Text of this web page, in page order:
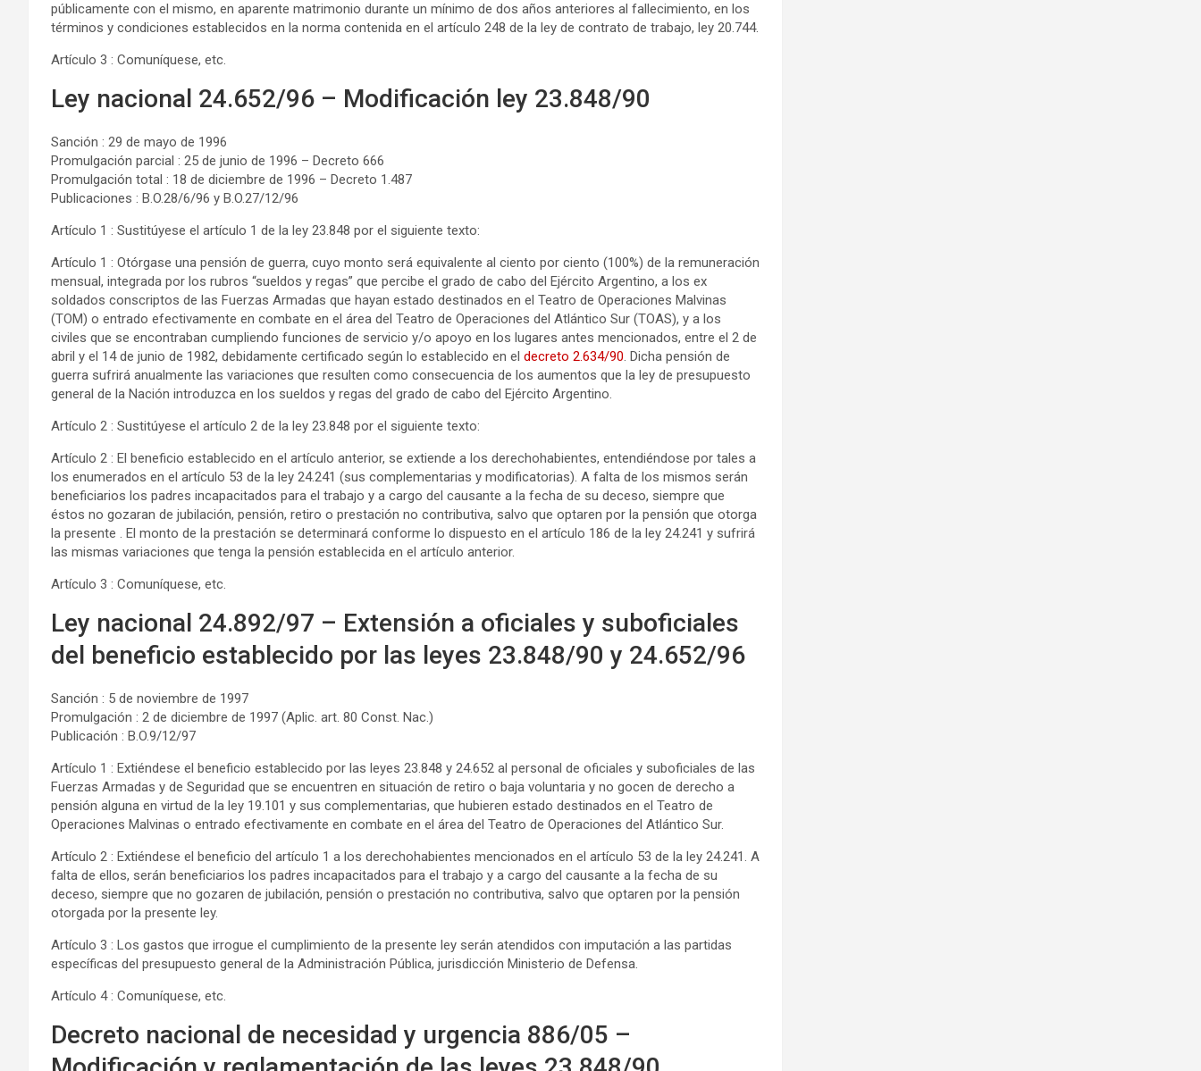
públicamente con el mismo, en aparente matrimonio durante un mínimo de dos años anteriores al fallecimiento, en los
términos y condiciones establecidos en la norma contenida en el artículo 248 de la ley de contrato de trabajo, ley 20.744.
Artículo 3 : Comuníquese, etc.
Ley nacional 24.652/96 – Modificación ley 23.848/90
Sanción : 29 de mayo de 1996
Promulgación parcial : 25 de junio de 1996 – Decreto 666
Promulgación total : 18 de diciembre de 1996 – Decreto 1.487
Publicaciones : B.O.28/6/96 y B.O.27/12/96
Artículo 1 : Sustitúyese el artículo 1 de la ley 23.848 por el siguiente texto:
Artículo 1 : Otórgase una pensión de guerra, cuyo monto será equivalente al ciento por ciento (100%) de la remuneración
mensual, integrada por los rubros “sueldos y regas” que percibe el grado de cabo del Ejército Argentino, a los ex
soldados conscriptos de las Fuerzas Armadas que hayan estado destinados en el Teatro de Operaciones Malvinas
(TOM) o entrado efectivamente en combate en el área del Teatro de Operaciones del Atlántico Sur (TOAS), y a los
civiles que se encontraban cumpliendo funciones de servicio y/o apoyo en los lugares antes mencionados, entre el 2 de
abril y el 14 de junio de 1982, debidamente certificado según lo establecido en el decreto 2.634/90. Dicha pensión de
guerra sufrirá anualmente las variaciones que resulten como consecuencia de los aumentos que la ley de presupuesto
general de la Nación introduzca en los sueldos y regas del grado de cabo del Ejército Argentino.
Artículo 2 : Sustitúyese el artículo 2 de la ley 23.848 por el siguiente texto:
Artículo 2 : El beneficio establecido en el artículo anterior, se extiende a los derechohabientes, entendiéndose por tales a
los enumerados en el artículo 53 de la ley 24.241 (sus complementarias y modificatorias). A falta de los mismos serán
beneficiarios los padres incapacitados para el trabajo y a cargo del causante a la fecha de su deceso, siempre que
éstos no gozaran de jubilación, pensión, retiro o prestación no contributiva, salvo que optaren por la pensión que otorga
la presente . El monto de la prestación se determinará conforme lo dispuesto en el artículo 186 de la ley 24.241 y sufrirá
las mismas variaciones que tenga la pensión establecida en el artículo anterior.
Artículo 3 : Comuníquese, etc.
Ley nacional 24.892/97 – Extensión a oficiales y suboficiales
del beneficio establecido por las leyes 23.848/90 y 24.652/96
Sanción : 5 de noviembre de 1997
Promulgación : 2 de diciembre de 1997 (Aplic. art. 80 Const. Nac.)
Publicación : B.O.9/12/97
Artículo 1 : Extiéndese el beneficio establecido por las leyes 23.848 y 24.652 al personal de oficiales y suboficiales de las
Fuerzas Armadas y de Seguridad que se encuentren en situación de retiro o baja voluntaria y no gocen de derecho a
pensión alguna en virtud de la ley 19.101 y sus complementarias, que hubieren estado destinados en el Teatro de
Operaciones Malvinas o entrado efectivamente en combate en el área del Teatro de Operaciones del Atlántico Sur.
Artículo 2 : Extiéndese el beneficio del artículo 1 a los derechohabientes mencionados en el artículo 53 de la ley 24.241. A
falta de ellos, serán beneficiarios los padres incapacitados para el trabajo y a cargo del causante a la fecha de su
deceso, siempre que no gozaren de jubilación, pensión o prestación no contributiva, salvo que optaren por la pensión
otorgada por la presente ley.
Artículo 3 : Los gastos que irrogue el cumplimiento de la presente ley serán atendidos con imputación a las partidas
específicas del presupuesto general de la Administración Pública, jurisdicción Ministerio de Defensa.
Artículo 4 : Comuníquese, etc.
Decreto nacional de necesidad y urgencia 886/05 –